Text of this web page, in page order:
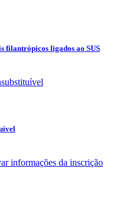
filantrópicos ligados ao SUS